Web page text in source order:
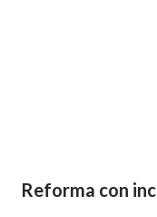
Reforma con